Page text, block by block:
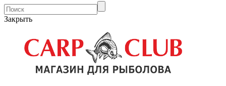
Закрыть